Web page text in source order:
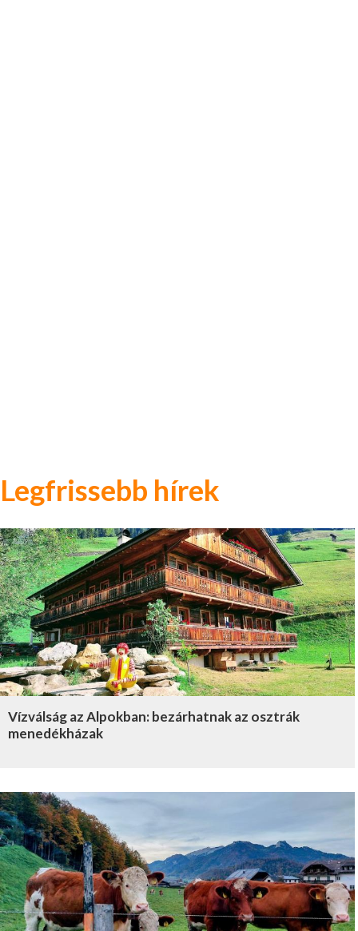
Legfrissebb hírek
Vízválság az Alpokban: bezárhatnak az osztrák
menedékházak